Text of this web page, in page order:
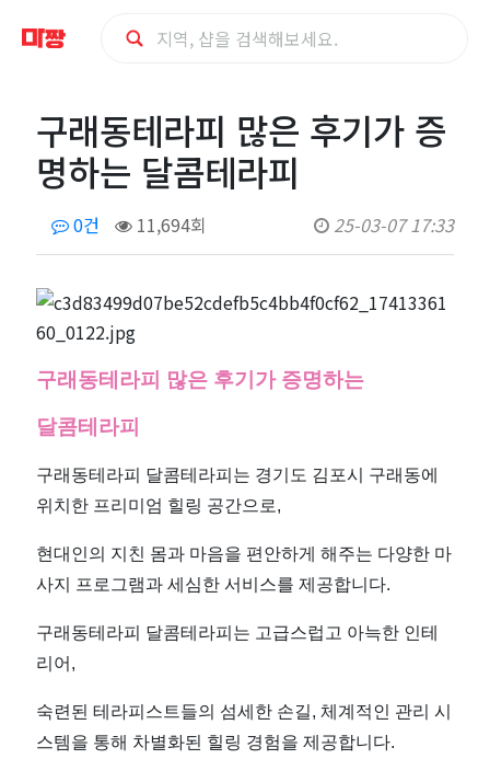
래
테
라
피
많
은
후
기
가
증
명
구래동테라피 많은 후기가 증
명하는 달콤테라피
0건 11,694회 25-03-07 17:33
구래동테라피 많은 후기가 증명하는
달콤테라피
구래동테라피 달콤테라피는 경기도 김포시 구래동에
위치한 프리미엄 힐링 공간으로,
현대인의 지친 몸과 마음을 편안하게 해주는 다양한 마
사지 프로그램과 세심한 서비스를 제공합니다.
구래동테라피 달콤테라피는 고급스럽고 아늑한 인테
리어,
숙련된 테라피스트들의 섬세한 손길, 체계적인 관리 시
스템을 통해 차별화된 힐링 경험을 제공합니다.